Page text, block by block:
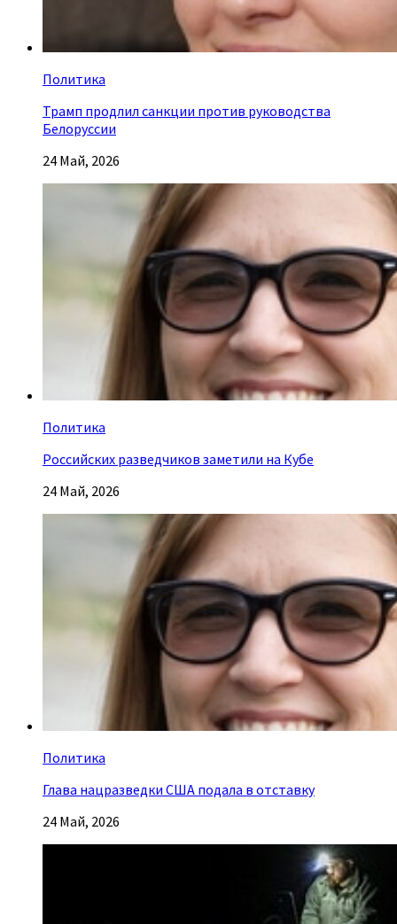
Политика
Трамп продлил санкции против руководства
Белоруссии
24 Май, 2026
Политика
Российских разведчиков заметили на Кубе
24 Май, 2026
Политика
Глава нацразведки США подала в отставку
24 Май, 2026